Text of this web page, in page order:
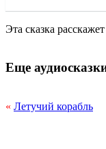
Эта сказка
Еще
« Летучий корабль